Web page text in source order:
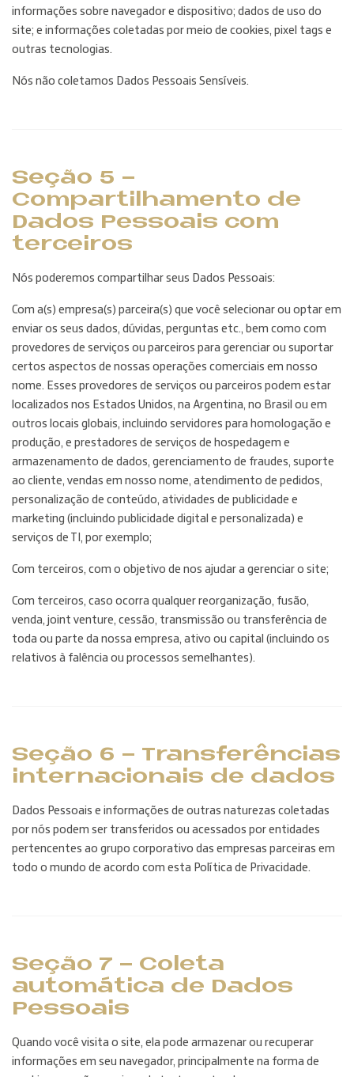
informações sobre navegador e dispositivo; dados de uso do
site; e informações coletadas por meio de cookies, pixel tags e
outras tecnologias.
Nós não coletamos Dados Pessoais Sensíveis.
Seção 5 -
Compartilhamento de
Dados Pessoais com
terceiros
Nós poderemos compartilhar seus Dados Pessoais:
Com a(s) empresa(s) parceira(s) que você selecionar ou optar em
enviar os seus dados, dúvidas, perguntas etc., bem como com
provedores de serviços ou parceiros para gerenciar ou suportar
certos aspectos de nossas operações comerciais em nosso
nome. Esses provedores de serviços ou parceiros podem estar
localizados nos Estados Unidos, na Argentina, no Brasil ou em
outros locais globais, incluindo servidores para homologação e
produção, e prestadores de serviços de hospedagem e
armazenamento de dados, gerenciamento de fraudes, suporte
ao cliente, vendas em nosso nome, atendimento de pedidos,
personalização de conteúdo, atividades de publicidade e
marketing (incluindo publicidade digital e personalizada) e
serviços de TI, por exemplo;
Com terceiros, com o objetivo de nos ajudar a gerenciar o site;
Com terceiros, caso ocorra qualquer reorganização, fusão,
venda, joint venture, cessão, transmissão ou transferência de
toda ou parte da nossa empresa, ativo ou capital (incluindo os
relativos à falência ou processos semelhantes).
Seção 6 - Transferências
internacionais de dados
Dados Pessoais e informações de outras naturezas coletadas
por nós podem ser transferidos ou acessados por entidades
pertencentes ao grupo corporativo das empresas parceiras em
todo o mundo de acordo com esta Política de Privacidade.
Seção 7 - Coleta
automática de Dados
Pessoais
Quando você visita o site, ela pode armazenar ou recuperar
informações em seu navegador, principalmente na forma de